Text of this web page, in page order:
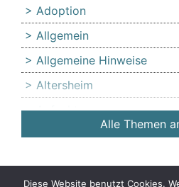
Adoption
Allgemein
Allgemeine Hinweise
Altersheim
Anfechtung
Angehörige
Äußerer Tatbestand:
Alle Themen
Diese Website benutzt Cookies.